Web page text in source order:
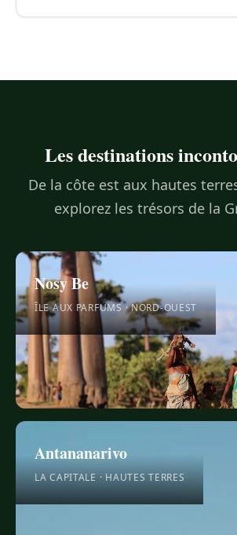
Les destinations
De la côte est aux hautes
explorez les trésors de la
Nosy Be
ÎLE AUX PARFUMS · NORD-OUEST
Antananarivo
LA CAPITALE · HAUTES TERRES